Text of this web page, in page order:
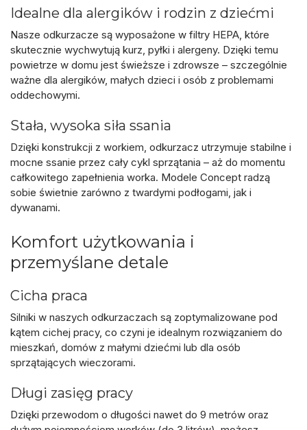
Idealne dla alergików i rodzin z dziećmi
Nasze odkurzacze są wyposażone w filtry HEPA, które
skutecznie wychwytują kurz, pyłki i alergeny. Dzięki temu
powietrze w domu jest świeższe i zdrowsze – szczególnie
ważne dla alergików, małych dzieci i osób z problemami
oddechowymi.
Stała, wysoka siła ssania
Dzięki konstrukcji z workiem, odkurzacz utrzymuje stabilne i
mocne ssanie przez cały cykl sprzątania – aż do momentu
całkowitego zapełnienia worka. Modele Concept radzą
sobie świetnie zarówno z twardymi podłogami, jak i
dywanami.
Komfort użytkowania i
przemyślane detale
Cicha praca
Silniki w naszych odkurzaczach są zoptymalizowane pod
kątem cichej pracy, co czyni je idealnym rozwiązaniem do
mieszkań, domów z małymi dziećmi lub dla osób
sprzątających wieczorami.
Długi zasięg pracy
Dzięki przewodom o długości nawet do 9 metrów oraz